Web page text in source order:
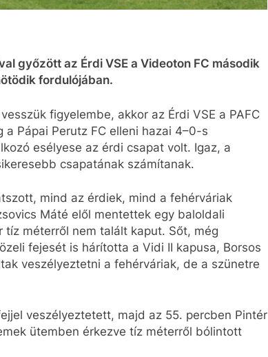
győzött az Érdi VSE a Videoton FC második
fordulójában.
figyelembe, akkor az Érdi VSE a PAFC
Pápai Perutz FC elleni hazai 4–0-s
esélyese az érdi csapat volt. Igaz, a
csapatának számítanak.
mind az érdiek, mind a fehérváriak
Máté elől mentettek egy baloldali
tíz méterről nem talált kaput. Sőt, még
fejesét is hárította a Vidi II kapusa, Borsos
veszélyeztetni a fehérváriak, de a szünetre
veszélyeztetett, majd az 55. percben Pintér
ütemben érkezve tíz méterről bólintott